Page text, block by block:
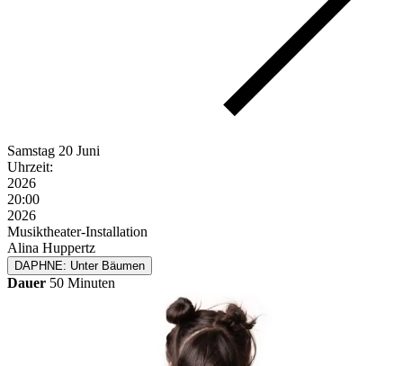
Samstag 20 Juni
Uhrzeit:
2026
20:00
2026
Musiktheater-Installation
Alina Huppertz
DAPHNE: Unter Bäumen
Dauer 50 Minuten